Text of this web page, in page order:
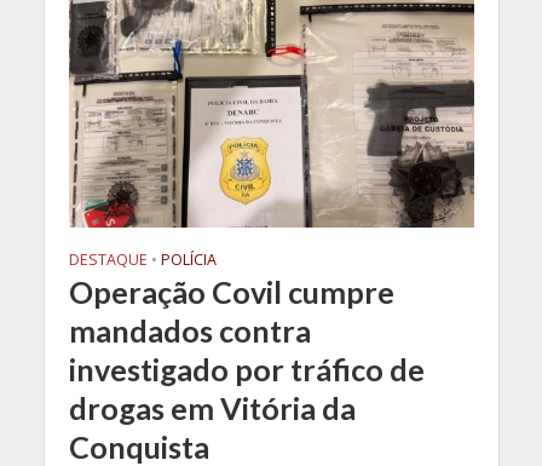
DESTAQUE • POLÍCIA
Operação Covil cumpre
mandados contra
investigado por tráfico de
drogas em Vitória da
Conquista